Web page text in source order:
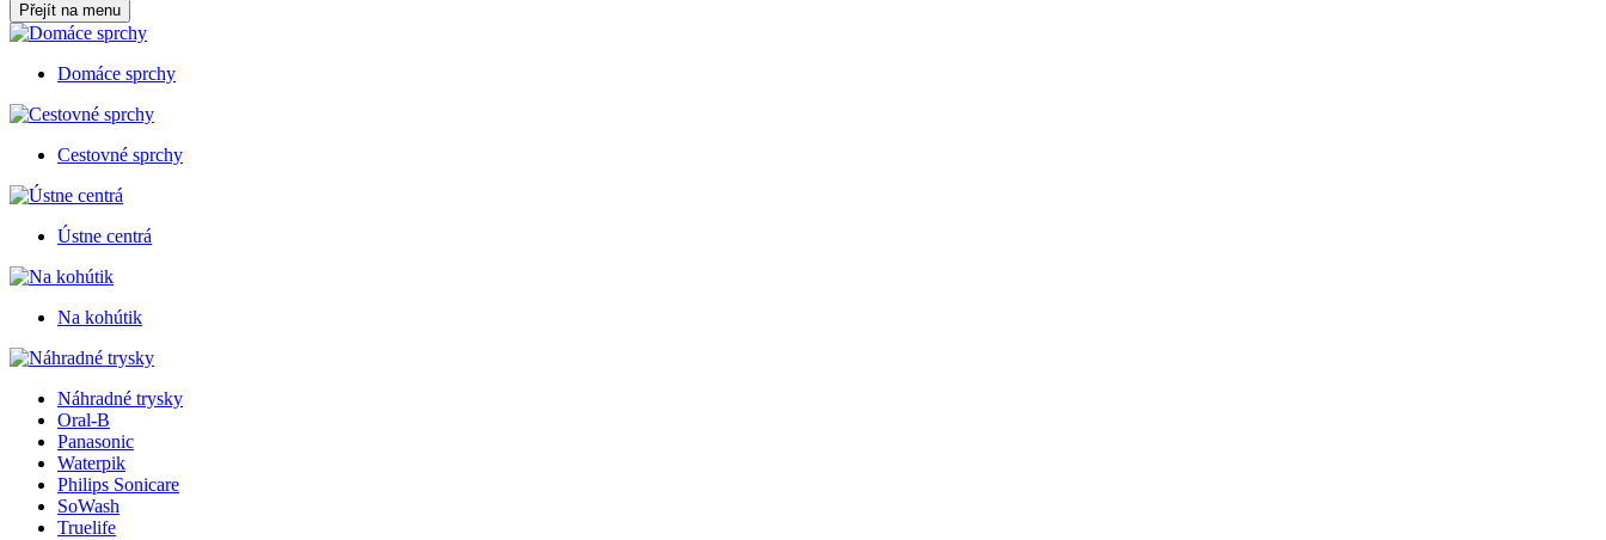
Přejít na menu
Domáce sprchy
Cestovné sprchy
Ústne centrá
Na kohútik
Náhradné trysky
Oral-B
Panasonic
Waterpik
Philips Sonicare
SoWash
Truelife